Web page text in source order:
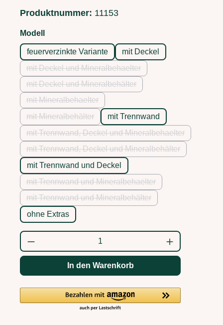
Produktnummer: 11153
Modell auswählen
feuerverzinkte Variante
mit Deckel
mit Deckel und Mineralbehaelter
(Diese Option ist zurzeit nicht verfügbar.)
mit Deckel und Mineralbehälter
(Diese Option ist zurzeit nicht verfügbar.)
mit Mineralbehaelter
(Diese Option ist zurzeit nicht verfügbar.)
mit Mineralbehälter
(Diese Option ist zurzeit nicht verfügbar.)
mit Trennwand
mit Trennwand, Deckel und Mineralbehaelter
(Diese Option ist zurzeit nicht
mit Trennwand, Deckel und Mineralbehälter
(Diese Option ist zurzeit nicht
mit Trennwand und Deckel
mit Trennwand und Mineralbehaelter
(Diese Option ist zurzeit nicht verfügbar.)
mit Trennwand und Mineralbehälter
(Diese Option ist zurzeit nicht verfügbar.)
ohne Extras
Produkt Anzahl: Gib den gewünschten
In den Warenkorb